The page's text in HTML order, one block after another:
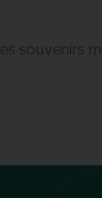
souvenirs